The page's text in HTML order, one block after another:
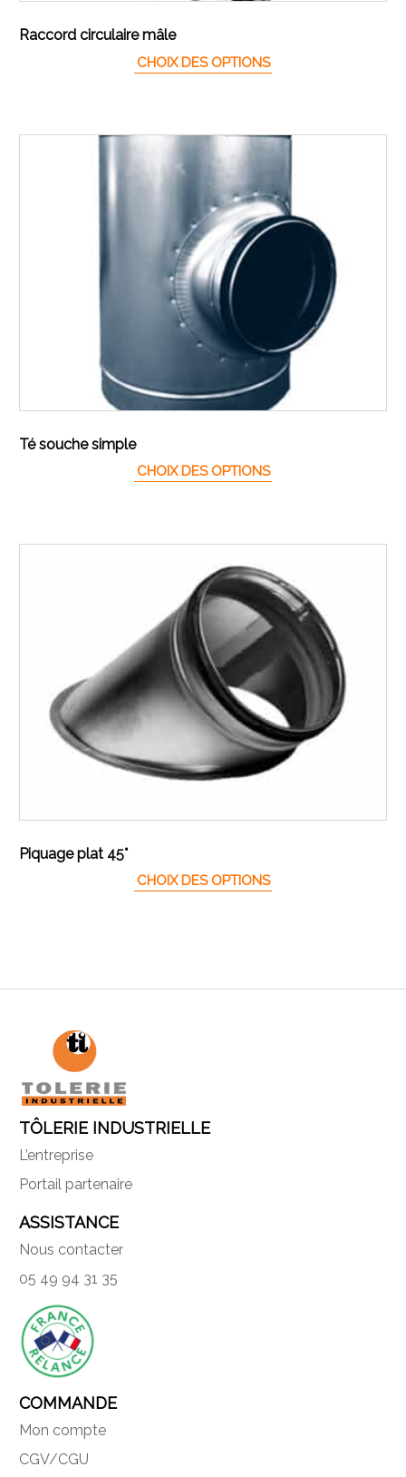
Raccord circulaire mâle
CHOIX DES OPTIONS
Té souche simple
CHOIX DES OPTIONS
Piquage plat 45°
CHOIX DES OPTIONS
TÔLERIE INDUSTRIELLE
L’entreprise
Portail partenaire
ASSISTANCE
Nous contacter
05 49 94 31 35
COMMANDE
Mon compte
CGV/CGU